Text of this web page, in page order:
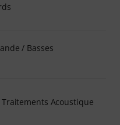
/ Basses
Acoustique